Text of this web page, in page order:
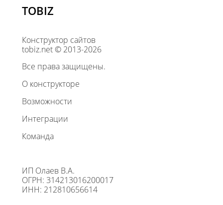
TOBIZ
Конструктор сайтов
tobiz.net © 2013-2026
Все права защищены.
О конструкторе
Возможности
Интеграции
Команда
ИП Олаев В.А.
ОГРН: 314213016200017
ИНН: 212810656614